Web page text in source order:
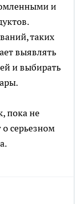
и
таких
выявлять
и выбирать
пока не
серьезном